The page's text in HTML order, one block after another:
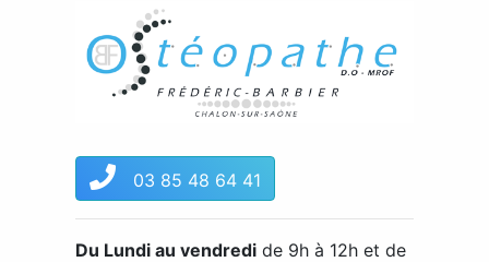
03 85 48 64 41
Du Lundi au vendredi de 9h à 12h et de